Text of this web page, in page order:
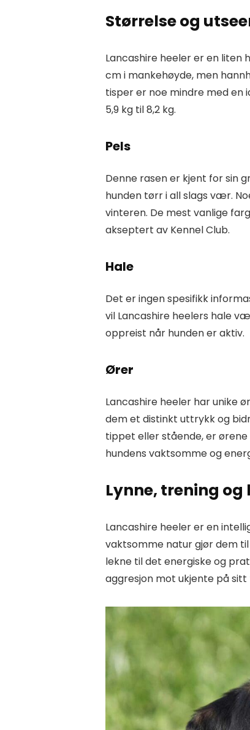
Størrelse og
Lancashire heeler er en liten
cm i mankehøyde, men
tisper er noe mindre med en
5,9 kg til 8,2 kg.
Pels
Denne rasen er kjent for sin
hunden tørr i all slags vær.
vinteren. De mest vanlige
akseptert av Kennel Club.
Hale
Det er ingen spesifikk
vil Lancashire heelers hale
oppreist når hunden er aktiv.
Ører
Lancashire heeler har unike
dem et distinkt uttrykk og
tippet eller stående, er
hundens vaktsomme og
Lynne, trening
Lancashire heeler er en
vaktsomme natur gjør dem
lekne til det energiske og
aggresjon mot ukjente på